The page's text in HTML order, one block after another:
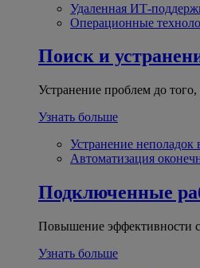
Удаленная ИТ-
Операционные
Поиск и
Устранение проблем до
Узнать больше
Устранение неполадок
Автоматизация
Подключенные
Повышение эффективности
Узнать больше